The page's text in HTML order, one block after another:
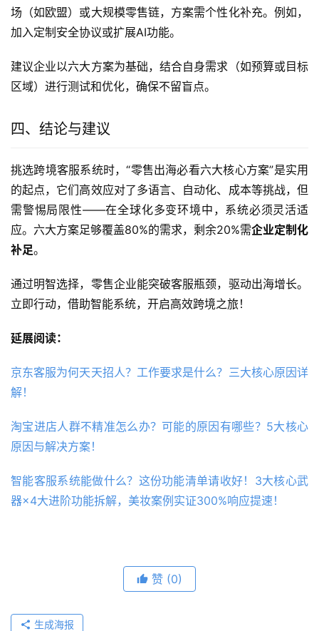
场（如欧盟）或大规模零售链，方案需个性化补充。例如，
加入定制安全协议或扩展AI功能。
建议企业以六大方案为基础，结合自身需求（如预算或目标
区域）进行测试和优化，确保不留盲点。
四、结论与建议
挑选跨境客服系统时，“零售出海必看六大核心方案”是实用
的起点，它们高效应对了多语言、自动化、成本等挑战，但
需警惕局限性——在全球化多变环境中，系统必须灵活适
应。六大方案足够覆盖80%的需求，剩余20%需企业定制化
补足。
通过明智选择，零售企业能突破客服瓶颈，驱动出海增长。
立即行动，借助智能系统，开启高效跨境之旅！
延展阅读：
京东客服为何天天招人？工作要求是什么？三大核心原因详
解！
淘宝进店人群不精准怎么办？可能的原因有哪些？5大核心
原因与解决方案！
智能客服系统能做什么？这份功能清单请收好！3大核心武
器×4大进阶功能拆解，美妆案例实证300%响应提速！
赞 (0)
生成海报